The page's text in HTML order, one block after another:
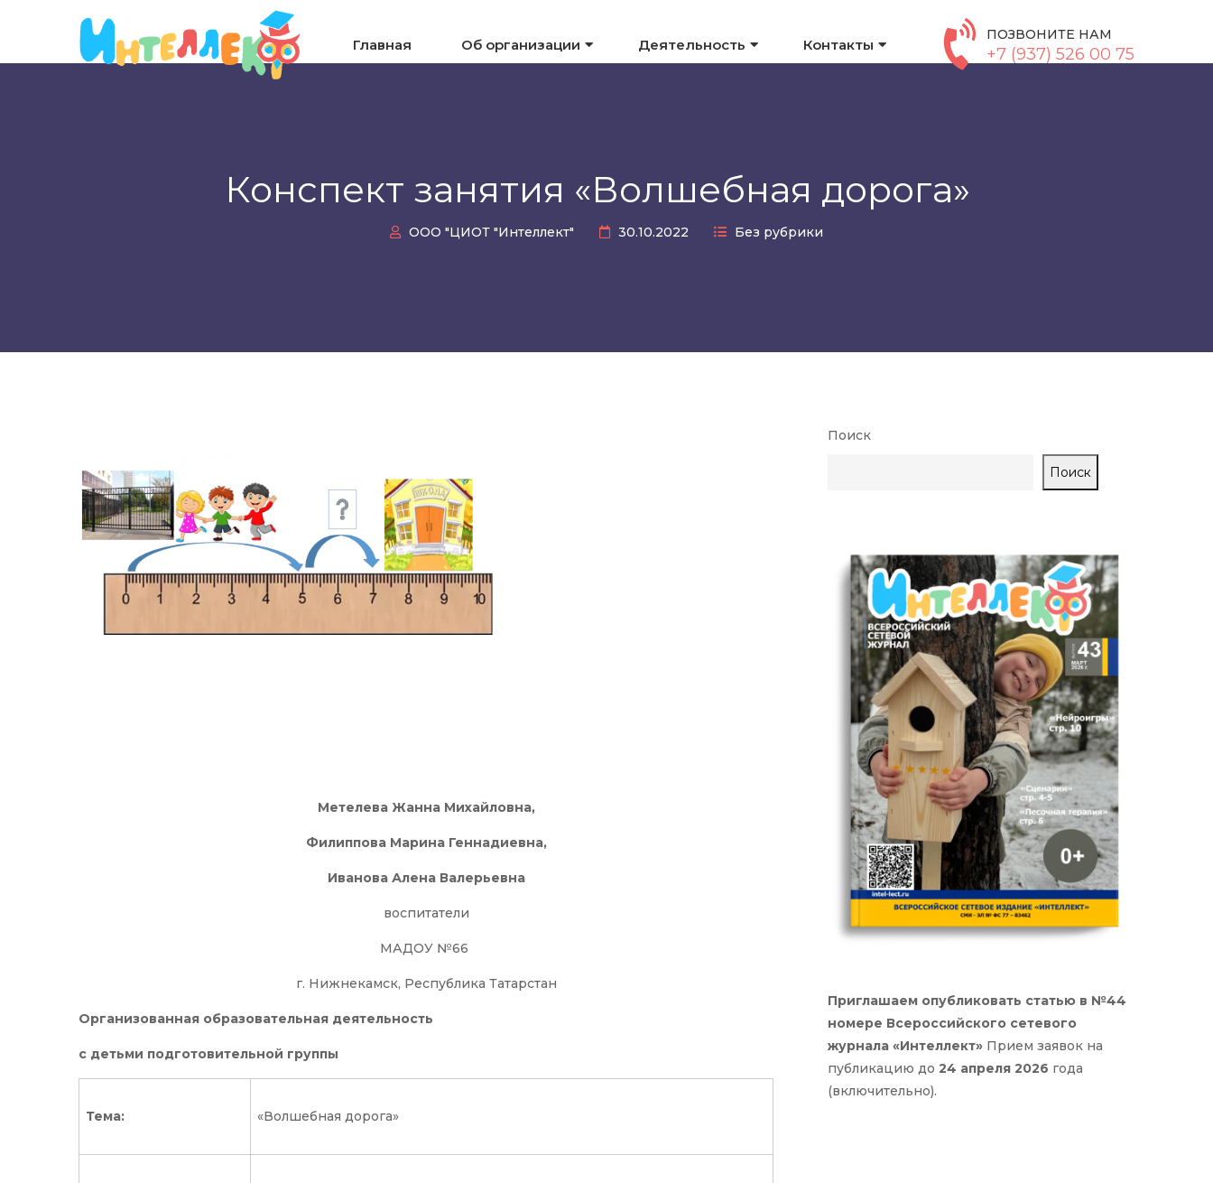
Главная Об организации Деятельность Контакты
ПОЗВОНИТЕ НАМ
+7 (937) 526 00 75
Конспект занятия «Волшебная дорога»
ООО "ЦИОТ "Интеллект" 30.10.2022 Без рубрики
Метелева Жанна Михайловна,
Филиппова Марина Геннадиевна,
Иванова Алена Валерьевна
воспитатели
МАДОУ №66
г. Нижнекамск, Республика Татарстан
Организованная образовательная деятельность
с детьми подготовительной группы
Тема: «Волшебная дорога»
Поиск
Поиск
Приглашаем опубликовать статью в №44
номере Всероссийского сетевого
журнала «Интеллект» Прием заявок на
публикацию до 24 апреля 2026 года
(включительно).